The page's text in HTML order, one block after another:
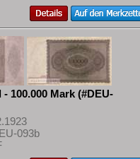
100.000 Mark (#DEU-
093b